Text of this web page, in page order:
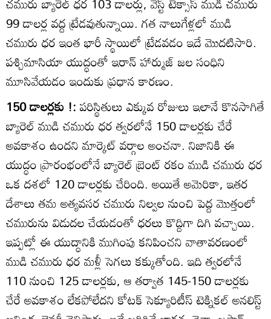
99 డాలర్ల వద్ద ట్రేడవుతున్నాయి. గత నాలుగేళ్లలో ముడి
చమురు ధర ఇంత భారీ స్థాయిలో ట్రేడవడం ఇదే మొదటిసారి.
పశ్చిమాసియా యుద్ధంతో ఇరాన్‌ హార్ముజ్‌ జల సంధిని
మూసివేయడం ఇందుకు ప్రధాన కారణం.
150 డాలర్లకు !:పరిస్థితులు ఎక్కువ రోజులు ఇలానే కొనసాగితే
బ్యారెల్‌ ముడి చమురు ధర త్వరలోనే 150 డాలర్లకు చేరే
అవకాశం ఉందని మార్కెట్‌ వర్గాల అంచనా. నిజానికి ఈ
యుద్ధం ప్రారంభంలోనే బ్యారెల్‌ బ్రెంట్‌ రకం ముడి చమురు ధర
ఒక దశలో 120 డాలర్లకు చేరింది. అయితే అమెరికా, ఇతర
దేశాలు తమ అత్యవసర చమురు నిల్వల నుంచి పెద్ద మొత్తంలో
చమురును విడుదల చేయడంతో ధరలు కొద్దిగా దిగి వచ్చాయి.
ఇప్పట్లో ఈ యుద్ధానికి ముగింపు కనిపించని వాతావరణంలో
ముడి చమురు ధర మళ్లీ సెగలు కక్కుతోంది. ఇది త్వరలోనే
110 నుంచి 125 డాలర్లకు, ఆ తర్వాత 145-150 డాలర్లకు
చేరే అవకాశం లేకపోలేదని కోటక్‌ సెక్యూరిటీస్‌ టెక్నికల్‌ అనలిస్ట్‌